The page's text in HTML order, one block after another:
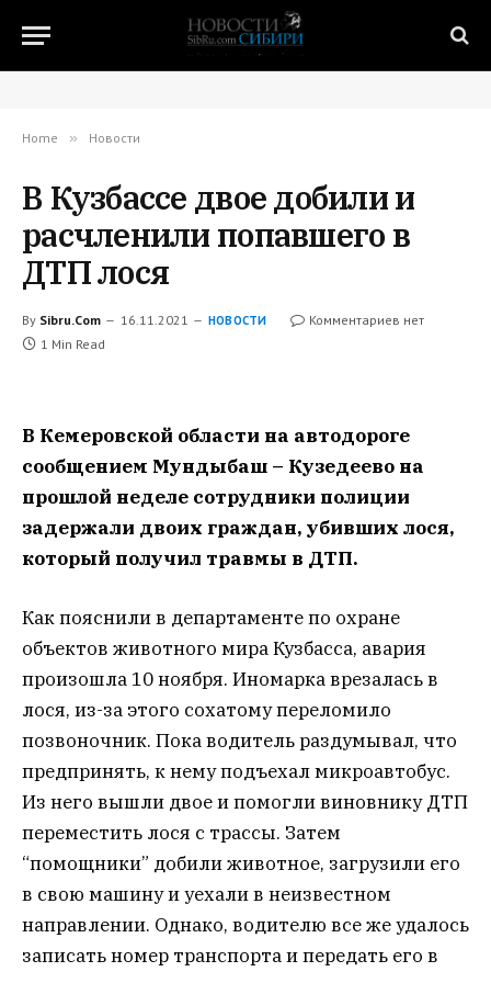
Home » Новости
В Кузбассе двое добили и
расчленили попавшего в
ДТП лося
By Sibru.Com 16.11.2021 НОВОСТИ
Комментариев нет
1 Min Read
В Кемеровской области на автодороге
сообщением Мундыбаш – Кузедеево на
прошлой неделе сотрудники полиции
задержали двоих граждан, убивших лося,
который получил травмы в ДТП.
Как пояснили в департаменте по охране
объектов животного мира Кузбасса, авария
произошла 10 ноября. Иномарка врезалась в
лося, из-за этого сохатому переломило
позвоночник. Пока водитель раздумывал, что
предпринять, к нему подъехал микроавтобус.
Из него вышли двое и помогли виновнику ДТП
переместить лося с трассы. Затем
“помощники” добили животное, загрузили его
в свою машину и уехали в неизвестном
направлении. Однако, водителю все же удалось
записать номер транспорта и передать его в